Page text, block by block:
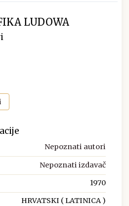
LUDOWA
Nepoznati autori
Nepoznati izdavač
1970
HRVATSKI ( LATINICA )